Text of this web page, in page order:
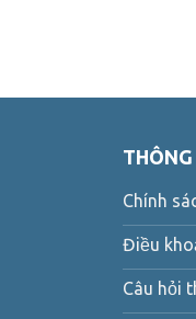
Chính
Điều
Câu hỏi